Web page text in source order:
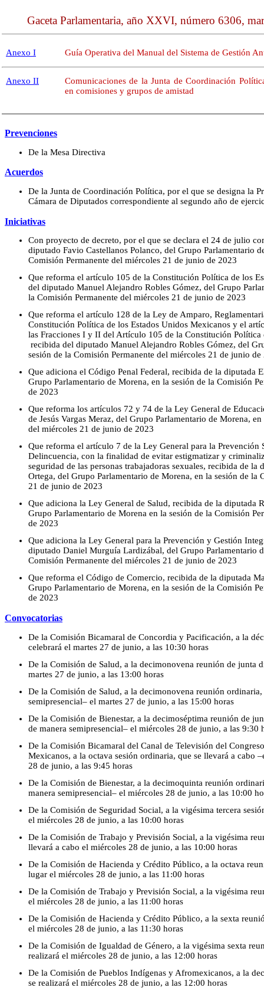
Gaceta Parlamentaria, año XXVI, número 6306,
Anexo I Guía Operativa del Manual del Sistema de Gestión
Anexo II
Comunicaciones de la Junta de Coordinación
en comisiones y grupos de amistad
Prevenciones
De la Mesa Directiva
Acuerdos
De la Junta de Coordinación Política, por el que se designa la
Cámara de Diputados correspondiente al segundo año de
Iniciativas
Con proyecto de decreto, por el que se declara el 24 de julio
diputado Favio Castellanos Polanco, del Grupo Parlamentario
Comisión Permanente del miércoles 21 de junio de 2023
Que reforma el artículo 105 de la Constitución Política de los
del diputado Manuel Alejandro Robles Gómez, del Grupo
la Comisión Permanente del miércoles 21 de junio de 2023
Que reforma el artículo 128 de la Ley de Amparo,
Constitución Política de los Estados Unidos Mexicanos y el
las Fracciones I y II del Artículo 105 de la Constitución Política
recibida del diputado Manuel Alejandro Robles Gómez, del
sesión de la Comisión Permanente del miércoles 21 de junio de
Que adiciona el Código Penal Federal, recibida de la diputada
Grupo Parlamentario de Morena, en la sesión de la Comisión
de 2023
Que reforma los artículos 72 y 74 de la Ley General de
de Jesús Vargas Meraz, del Grupo Parlamentario de Morena,
del miércoles 21 de junio de 2023
Que reforma el artículo 7 de la Ley General para la Prevención
Delincuencia, con la finalidad de evitar estigmatizar y
seguridad de las personas trabajadoras sexuales, recibida de la
Ortega, del Grupo Parlamentario de Morena, en la sesión de la
21 de junio de 2023
Que adiciona la Ley General de Salud, recibida de la diputada
Grupo Parlamentario de Morena en la sesión de la Comisión
de 2023
Que adiciona la Ley General para la Prevención y Gestión
diputado Daniel Murguía Lardizábal, del Grupo Parlamentario
Comisión Permanente del miércoles 21 de junio de 2023
Que reforma el Código de Comercio, recibida de la diputada
Grupo Parlamentario de Morena, en la sesión de la Comisión
de 2023
Convocatorias
De la Comisión Bicamaral de Concordia y Pacificación, a la
celebrará el martes 27 de junio, a las 10:30 horas
De la Comisión de Salud, a la decimonovena reunión de junta
martes 27 de junio, a las 13:00 horas
De la Comisión de Salud, a la decimonovena reunión
semipresencial– el martes 27 de junio, a las 15:00 horas
De la Comisión de Bienestar, a la decimoséptima reunión de
de manera semipresencial– el miércoles 28 de junio, a las 9:30
De la Comisión Bicamaral del Canal de Televisión del
Mexicanos, a la octava sesión ordinaria, que se llevará a cabo
28 de junio, a las 9:45 horas
De la Comisión de Bienestar, a la decimoquinta reunión
manera semipresencial– el miércoles 28 de junio, a las 10:00
De la Comisión de Seguridad Social, a la vigésima tercera
el miércoles 28 de junio, a las 10:00 horas
De la Comisión de Trabajo y Previsión Social, a la vigésima
llevará a cabo el miércoles 28 de junio, a las 10:00 horas
De la Comisión de Hacienda y Crédito Público, a la octava
lugar el miércoles 28 de junio, a las 11:00 horas
De la Comisión de Trabajo y Previsión Social, a la vigésima
el miércoles 28 de junio, a las 11:00 horas
De la Comisión de Hacienda y Crédito Público, a la sexta
el miércoles 28 de junio, a las 11:30 horas
De la Comisión de Igualdad de Género, a la vigésima sexta
realizará el miércoles 28 de junio, a las 12:00 horas
De la Comisión de Pueblos Indígenas y Afromexicanos, a la
se realizará el miércoles 28 de junio, a las 12:00 horas